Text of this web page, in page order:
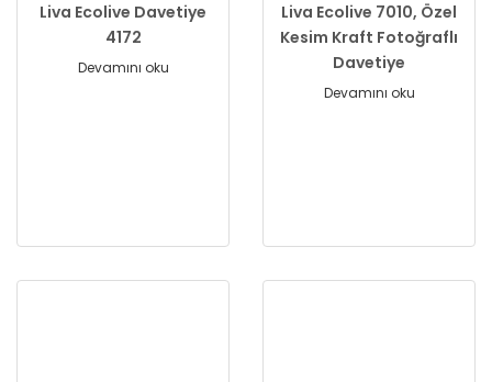
Liva Ecolive Davetiye
4172
Devamını oku
Liva Ecolive 7010, Özel
Kesim Kraft Fotoğraflı
Davetiye
Devamını oku